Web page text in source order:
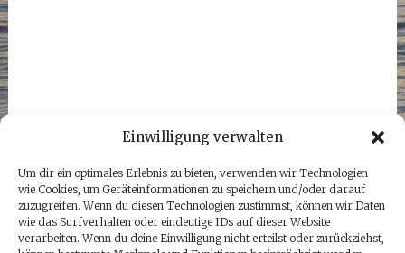
Einwilligung verwalten
Um dir ein optimales Erlebnis zu bieten, verwenden wir Technologien
wie Cookies, um Geräteinformationen zu speichern und/oder darauf
zuzugreifen. Wenn du diesen Technologien zustimmst, können wir Daten
wie das Surfverhalten oder eindeutige IDs auf dieser Website
verarbeiten. Wenn du deine Einwilligung nicht erteilst oder zurückziehst,